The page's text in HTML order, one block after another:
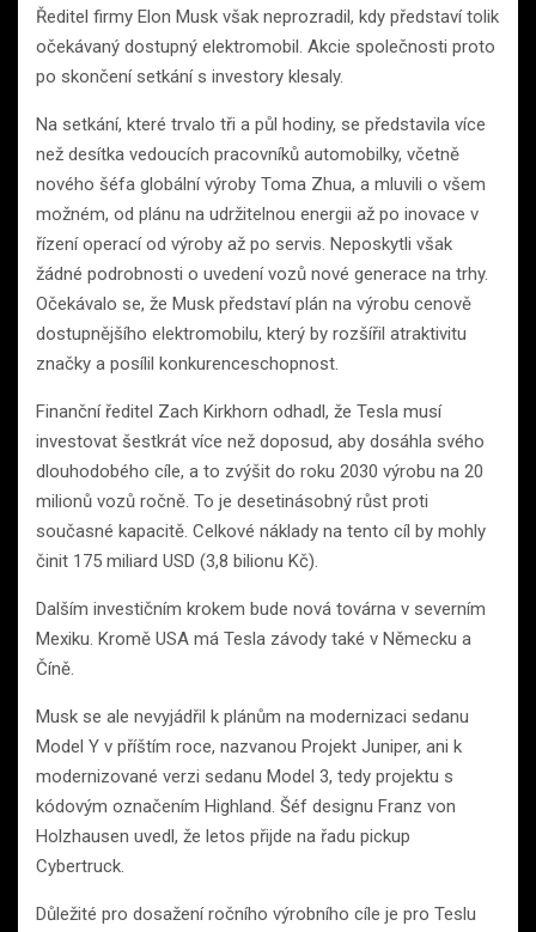
Ředitel firmy Elon Musk však neprozradil, kdy představí tolik
očekávaný dostupný elektromobil. Akcie společnosti proto
po skončení setkání s investory klesaly.
Na setkání, které trvalo tři a půl hodiny, se představila více
než desítka vedoucích pracovníků automobilky, včetně
nového šéfa globální výroby Toma Zhua, a mluvili o všem
možném, od plánu na udržitelnou energii až po inovace v
řízení operací od výroby až po servis. Neposkytli však
žádné podrobnosti o uvedení vozů nové generace na trhy.
Očekávalo se, že Musk představí plán na výrobu cenově
dostupnějšího elektromobilu, který by rozšířil atraktivitu
značky a posílil konkurenceschopnost.
Finanční ředitel Zach Kirkhorn odhadl, že Tesla musí
investovat šestkrát více než doposud, aby dosáhla svého
dlouhodobého cíle, a to zvýšit do roku 2030 výrobu na 20
milionů vozů ročně. To je desetinásobný růst proti
současné kapacitě. Celkové náklady na tento cíl by mohly
činit 175 miliard USD (3,8 bilionu Kč).
Dalším investičním krokem bude nová továrna v severním
Mexiku. Kromě USA má Tesla závody také v Německu a
Číně.
Musk se ale nevyjádřil k plánům na modernizaci sedanu
Model Y v příštím roce, nazvanou Projekt Juniper, ani k
modernizované verzi sedanu Model 3, tedy projektu s
kódovým označením Highland. Šéf designu Franz von
Holzhausen uvedl, že letos přijde na řadu pickup
Cybertruck.
Důležité pro dosažení ročního výrobního cíle je pro Teslu